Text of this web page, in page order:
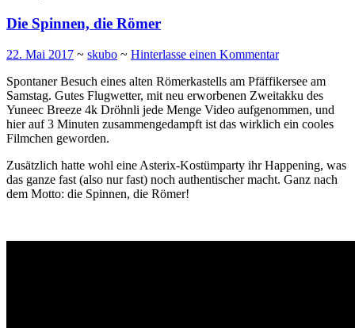
Die Spinnen, die Römer
22. Mai 2017 ~ skubo ~ Hinterlasse einen Kommentar
Spontaner Besuch eines alten Römerkastells am Pfäffikersee am
Samstag. Gutes Flugwetter, mit neu erworbenen Zweitakku des
Yuneec Breeze 4k Dröhnli jede Menge Video aufgenommen, und
hier auf 3 Minuten zusammengedampft ist das wirklich ein cooles
Filmchen geworden.
Zusätzlich hatte wohl eine Asterix-Kostümparty ihr Happening, was
das ganze fast (also nur fast) noch authentischer macht. Ganz nach
dem Motto: die Spinnen, die Römer!